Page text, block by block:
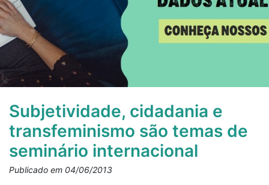
Subjetividade, cidadania e
transfeminismo são temas de
seminário internacional
Publicado em 04/06/2013